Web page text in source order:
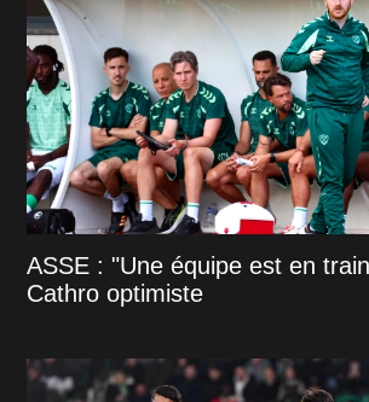
ASSE : "Une équipe est en
Cathro optimiste